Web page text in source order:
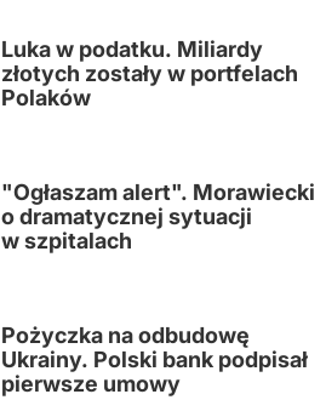
Luka w podatku. Miliardy
złotych zostały w portfelach
Polaków
"Ogłaszam alert". Morawiecki
o dramatycznej sytuacji
w szpitalach
Pożyczka na odbudowę
Ukrainy. Polski bank podpisał
pierwsze umowy